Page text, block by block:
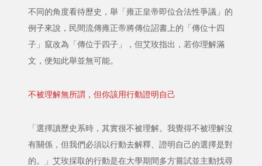
不同的角度看待歷史，舉「雍正皇帝即位合法性爭議」的
例子來說，民間流傳雍正帝將傳位詔書上的「傳位十四
子」竄改為「傳位于四子」，但艾玫指出，若你理解滿
文，便知此舉並無可能。
不被理解無所謂，但你該用行動證明自己
「選擇讀歷史系時，其實很不被理解。我覺得不被理解沒
有關係，但我們必須以行動去解釋、證明自己的選擇是對
的。」艾玫採取的行動是在大學期間多方嘗試並主動找尋